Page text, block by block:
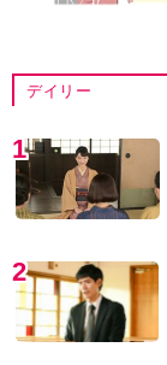
デイリー
1
2